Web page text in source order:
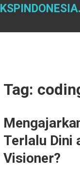
Skip
Tag:
Terlalu Dini
Visioner?